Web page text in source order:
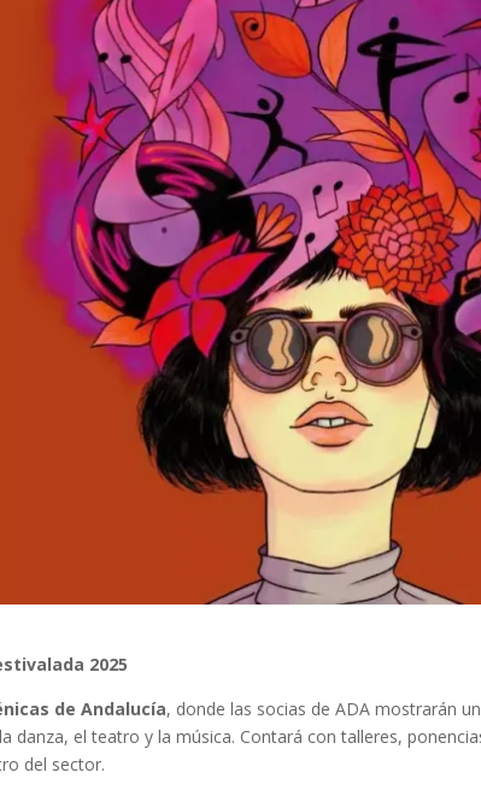
2025
de Andalucía, donde las socias de ADA mostrarán
danza, el teatro y la música. Contará con talleres,
del sector.